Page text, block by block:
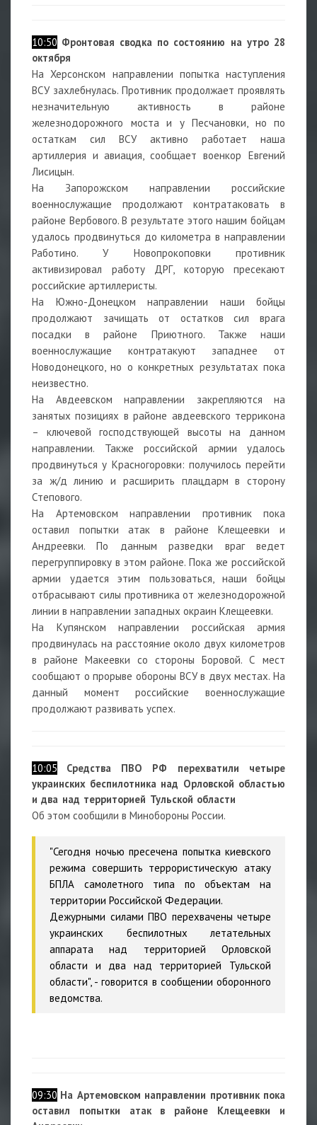
10:50 Фронтовая сводка по состоянию на утро 28
октября
На Херсонском направлении попытка наступления
ВСУ захлебнулась. Противник продолжает проявлять
незначительную активность в районе
железнодорожного моста и у Песчановки, но по
остаткам сил ВСУ активно работает наша
артиллерия и авиация, сообщает военкор Евгений
Лисицын.
На Запорожском направлении российские
военнослужащие продолжают контратаковать в
районе Вербового. В результате этого нашим бойцам
удалось продвинуться до километра в направлении
Работино. У Новопрокоповки противник
активизировал работу ДРГ, которую пресекают
российские артиллеристы.
На Южно-Донецком направлении наши бойцы
продолжают зачищать от остатков сил врага
посадки в районе Приютного. Также наши
военнослужащие контратакуют западнее от
Новодонецкого, но о конкретных результатах пока
неизвестно.
На Авдеевском направлении закрепляются на
занятых позициях в районе авдеевского террикона
– ключевой господствующей высоты на данном
направлении. Также российской армии удалось
продвинуться у Красногоровки: получилось перейти
за ж/д линию и расширить плацдарм в сторону
Степового.
На Артемовском направлении противник пока
оставил попытки атак в районе Клещеевки и
Андреевки. По данным разведки враг ведет
перегруппировку в этом районе. Пока же российской
армии удается этим пользоваться, наши бойцы
отбрасывают силы противника от железнодорожной
линии в направлении западных окраин Клещеевки.
На Купянском направлении российская армия
продвинулась на расстояние около двух километров
в районе Макеевки со стороны Боровой. С мест
сообщают о прорыве обороны ВСУ в двух местах. На
данный момент российские военнослужащие
продолжают развивать успех.
10:05 СредстваПВО РФ перехватили четыре
украинских беспилотника над Орловской областью
и два над территорией Тульской области
Об этом сообщили в Минобороны России.
"Сегодня ночью пресечена попытка киевского
режима совершить террористическую атаку
БПЛА самолетного типа по объектам на
территории Российской Федерации.
Дежурными силами ПВО перехвачены четыре
украинских беспилотных летательных
аппарата над территорией Орловской
области и два над территорией Тульской
области", - говорится в сообщении оборонного
ведомства.
09:30 На Артемовском направлении противник пока
оставил попытки атак в районе Клещеевки и